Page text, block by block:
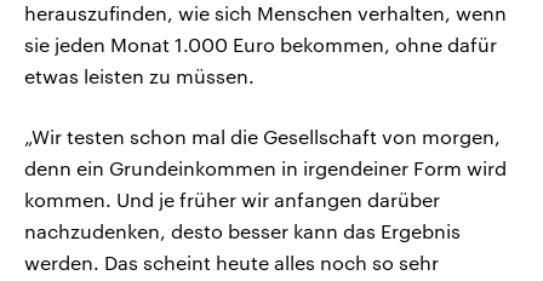
herauszufinden, wie sich Menschen verhalten, wenn
sie jeden Monat 1.000 Euro bekommen, ohne dafür
etwas leisten zu müssen.
„Wir testen schon mal die Gesellschaft von morgen,
denn ein Grundeinkommen in irgendeiner Form wird
kommen. Und je früher wir anfangen darüber
nachzudenken, desto besser kann das Ergebnis
werden. Das scheint heute alles noch so sehr